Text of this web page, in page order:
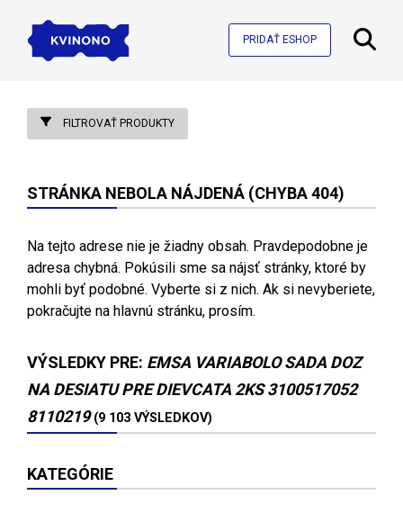
PRIDAŤ ESHOP
FILTROVAŤ PRODUKTY
STRÁNKA NEBOLA NÁJDENÁ (CHYBA 404)
Na tejto adrese nie je žiadny obsah. Pravdepodobne je
adresa chybná. Pokúsili sme sa nájsť stránky, ktoré by
mohli byť podobné. Vyberte si z nich. Ak si nevyberiete,
pokračujte na hlavnú stránku, prosím.
VÝSLEDKY PRE: EMSA VARIABOLO SADA DOZ
NA DESIATU PRE DIEVCATA 2KS 3100517052
8110219 (9 103 VÝSLEDKOV)
KATEGÓRIE